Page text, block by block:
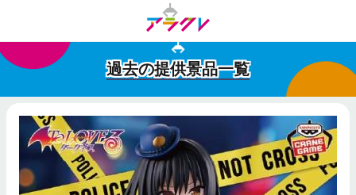
過去の提供景品一覧